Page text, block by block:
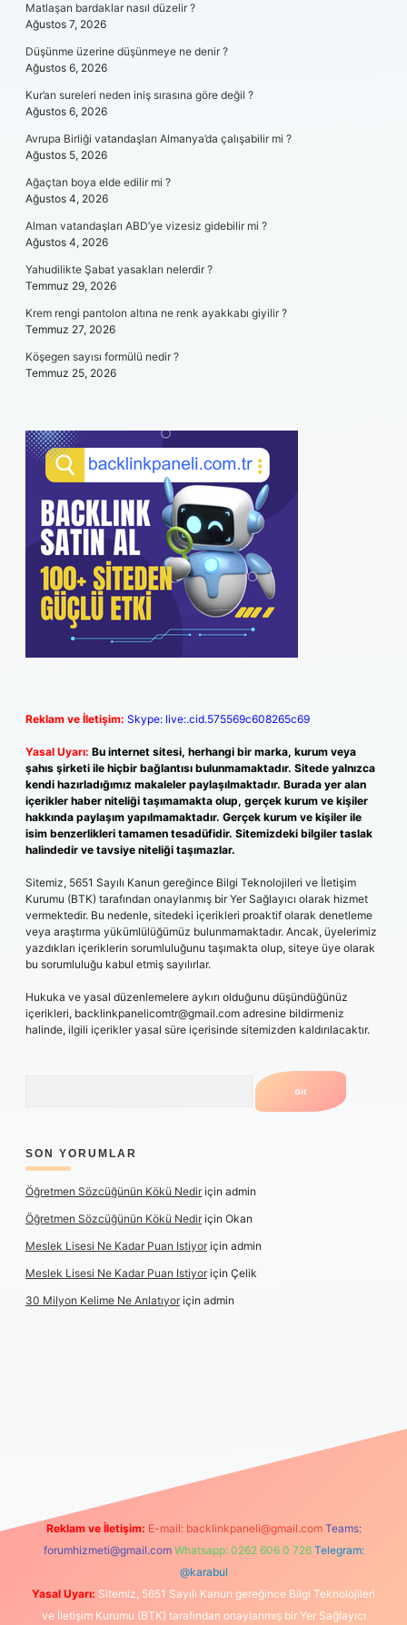
Matlaşan bardaklar nasıl düzelir ?
Ağustos 7, 2026
Düşünme üzerine düşünmeye ne denir ?
Ağustos 6, 2026
Kur’an sureleri neden iniş sırasına göre değil ?
Ağustos 6, 2026
Avrupa Birliği vatandaşları Almanya’da çalışabilir mi ?
Ağustos 5, 2026
Ağaçtan boya elde edilir mi ?
Ağustos 4, 2026
Alman vatandaşları ABD’ye vizesiz gidebilir mi ?
Ağustos 4, 2026
Yahudilikte Şabat yasakları nelerdir ?
Temmuz 29, 2026
Krem rengi pantolon altına ne renk ayakkabı giyilir ?
Temmuz 27, 2026
Köşegen sayısı formülü nedir ?
Temmuz 25, 2026
Reklam ve İletişim: Skype: live:.cid.575569c608265c69
Yasal Uyarı: Bu internet sitesi, herhangi bir marka, kurum veya
şahıs şirketi ile hiçbir bağlantısı bulunmamaktadır. Sitede yalnızca
kendi hazırladığımız makaleler paylaşılmaktadır. Burada yer alan
içerikler haber niteliği taşımamakta olup, gerçek kurum ve kişiler
hakkında paylaşım yapılmamaktadır. Gerçek kurum ve kişiler ile
isim benzerlikleri tamamen tesadüfidir. Sitemizdeki bilgiler taslak
halindedir ve tavsiye niteliği taşımazlar.
Sitemiz, 5651 Sayılı Kanun gereğince Bilgi Teknolojileri ve İletişim
Kurumu (BTK) tarafından onaylanmış bir Yer Sağlayıcı olarak hizmet
vermektedir. Bu nedenle, sitedeki içerikleri proaktif olarak denetleme
veya araştırma yükümlülüğümüz bulunmamaktadır. Ancak, üyelerimiz
yazdıkları içeriklerin sorumluluğunu taşımakta olup, siteye üye olarak
bu sorumluluğu kabul etmiş sayılırlar.
Hukuka ve yasal düzenlemelere aykırı olduğunu düşündüğünüz
içerikleri, backlinkpanelicomtr@gmail.com adresine bildirmeniz
halinde, ilgili içerikler yasal süre içerisinde sitemizden kaldırılacaktır.
SON YORUMLAR
Öğretmen Sözcüğünün Kökü Nediriçin admin
Öğretmen Sözcüğünün Kökü Nediriçin Okan
Meslek Lisesi Ne Kadar Puan Istiyoriçin admin
Meslek Lisesi Ne Kadar Puan Istiyoriçin Çelik
30 Milyon Kelime Ne Anlatıyoriçin admin
Reklam ve İletişim: E-mail: backlinkpaneli@gmail.com Teams:
forumhizmeti@gmail.com Whatsapp: 0262 606 0 726 Telegram:
@karabul
Yasal Uyarı: Sitemiz, 5651 Sayılı Kanun gereğince Bilgi Teknolojileri
ve İletişim Kurumu (BTK) tarafından onaylanmış bir Yer Sağlayıcı